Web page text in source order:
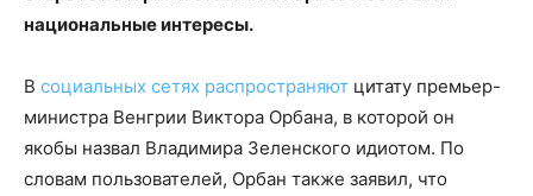
национальные интересы.
В социальных сетях распространяют цитату премьер-
министра Венгрии Виктора Орбана, в которой он
якобы назвал Владимира Зеленского идиотом. По
словам пользователей, Орбан также заявил, что